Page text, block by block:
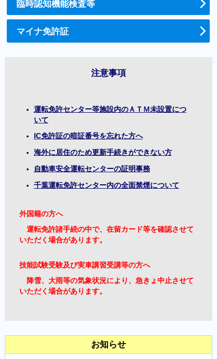
臨時認知機能検査等
マイナ免許証
注意事項
運転免許センター等施設内のＡＴＭ未設置につ
いて
IC免許証の暗証番号を忘れた方へ
海外に居住のため更新手続きができない方
自動車安全運転センターの証明事務
千葉運転免許センター内の全面禁煙について
外国籍の方へ
運転免許諸手続の中で、在留カード等を確認させて
いただく場合があります。
技能試験受験及び実車講習受講等の方へ
降雪、大雨等の気象状況により、急きょ中止させて
いただく場合があります。
お知らせ